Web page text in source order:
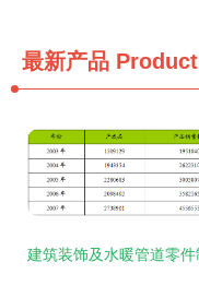
最新产品 Product